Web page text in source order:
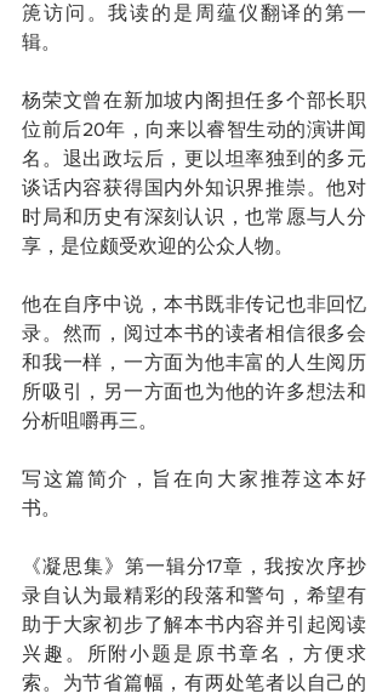
箎访问。我读的是周蕴仪翻译的第一
辑。
杨荣文曾在新加坡内阁担任多个部长职
位前后20年，向来以睿智生动的演讲闻
名。退出政坛后，更以坦率独到的多元
谈话内容获得国内外知识界推崇。他对
时局和历史有深刻认识，也常愿与人分
享，是位颇受欢迎的公众人物。
他在自序中说，本书既非传记也非回忆
录。然而，阅过本书的读者相信很多会
和我一样，一方面为他丰富的人生阅历
所吸引，另一方面也为他的许多想法和
分析咀嚼再三。
写这篇简介，旨在向大家推荐这本好
书。
《凝思集》第一辑分17章，我按次序抄
录自认为最精彩的段落和警句，希望有
助于大家初步了解本书内容并引起阅读
兴趣。所附小题是原书章名，方便求
索。为节省篇幅，有两处笔者以自己的